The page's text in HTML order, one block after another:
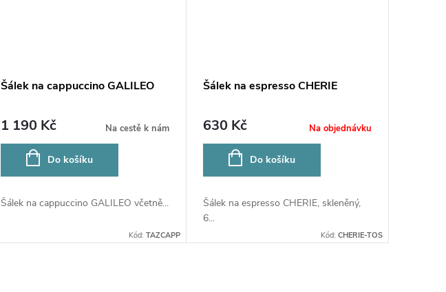
Šálek na cappuccino GALILEO
1 190 Kč Na cestě k nám
Do košíku
Šálek na cappuccino GALILEO včetně...
Kód: TAZCAPP
Šálek na espresso CHERIE
630 Kč Na objednávku
Do košíku
Šálek na espresso CHERIE, skleněný,
6...
Kód: CHERIE-TOS